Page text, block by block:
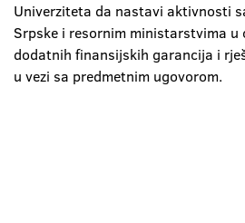
Univerziteta da nastavi aktivnosti
Srpske i resornim ministarstvima u
dodatnih finansijskih garancija i
u vezi sa predmetnim ugovorom.